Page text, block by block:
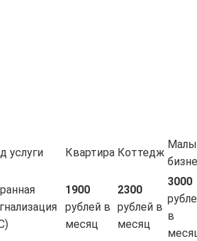
услуги Квартира Коттедж
1900
рублей в
месяц
2300
рублей в
месяц
3000
в